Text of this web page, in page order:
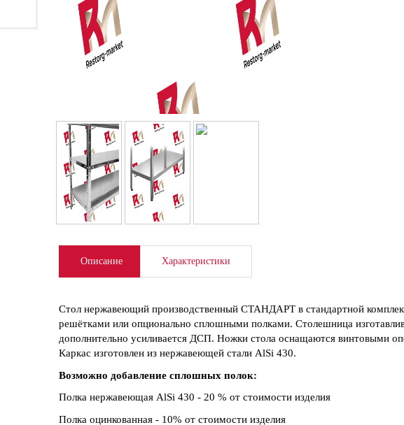
Описание Характеристики
Стол нержавеющий производственный СТАНДАРТ в стандартной
решётками или опционально сплошными полками. Столешница
дополнительно усиливается ДСП. Ножки стола оснащаются винтовыми
Каркас изготовлен из нержавеющей стали AlSi 430.
Возможно добавление сплошных полок:
Полка нержавеющая AlSi 430 - 20 % от стоимости изделия
Полка оцинкованная - 10% от стоимости изделия